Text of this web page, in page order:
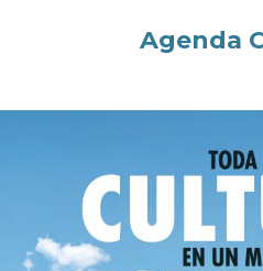
Agenda